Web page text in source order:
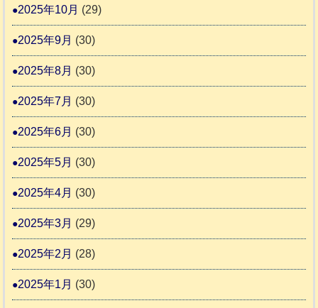
2025年10月 (29)
2025年9月 (30)
2025年8月 (30)
2025年7月 (30)
2025年6月 (30)
2025年5月 (30)
2025年4月 (30)
2025年3月 (29)
2025年2月 (28)
2025年1月 (30)